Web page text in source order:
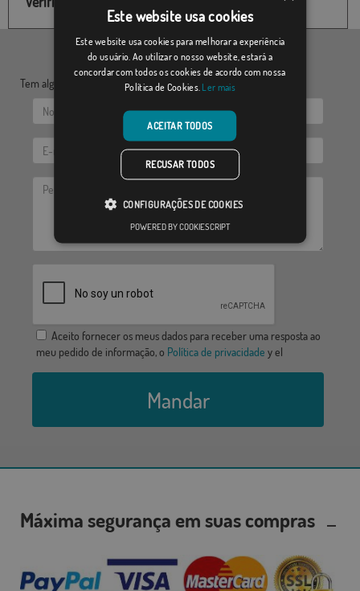
Tem alguma dúvida? Envie-nos as suas questões:
Aceito fornecer os meus dados para receber uma resposta ao
meu pedido de informação, o Política de privacidade y el
Mandar
Máxima segurança em suas compras
Este website usa cookies
Este website usa cookies para melhorar a experiência
do usuário. Ao utilizar o nosso website, estará a
concordar com todos os cookies de acordo com nossa
Política de Cookies. Ler mais
ACEITAR TODOS
RECUSAR TODOS
CONFIGURAÇÕES DE COOKIES
POWERED BY COOKIESCRIPT